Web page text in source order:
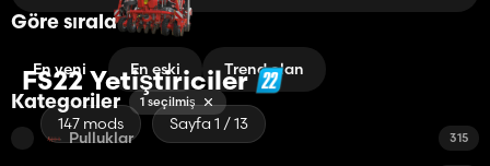
FS22 Yetiştiriciler
147 mods Sayfa 1 / 13
Göre sırala
En yeni En eski Trend olan
Kategoriler 1 seçilmiş
Pulluklar 315